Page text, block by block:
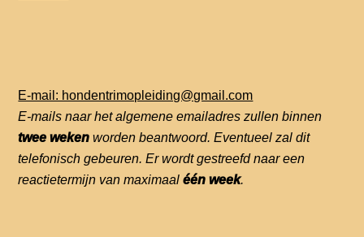
E-mail: hondentrimopleiding@gmail.com
E-mails naar het algemene emailadres zullen binnen
twee weken worden beantwoord. Eventueel zal dit
telefonisch gebeuren. Er wordt gestreefd naar een
reactietermijn van maximaaléén week.